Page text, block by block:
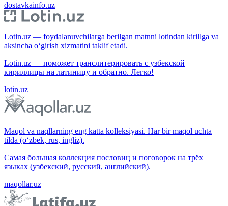
dostavkainfo.uz
Lotin.uz — foydalanuvchilarga berilgan matnni lotindan kirillga va
aksincha o‘girish xizmatini taklif etadi.
Lotin.uz — поможет транслитерировать с узбекской
кириллицы на латиницу и обратно. Легко!
lotin.uz
Maqol va naqllarning eng katta kolleksiyasi. Har bir maqol uchta
tilda (o‘zbek, rus, ingliz).
Самая большая коллекция пословиц и поговорок на трёх
языках (узбекский, русский, английский).
maqollar.uz